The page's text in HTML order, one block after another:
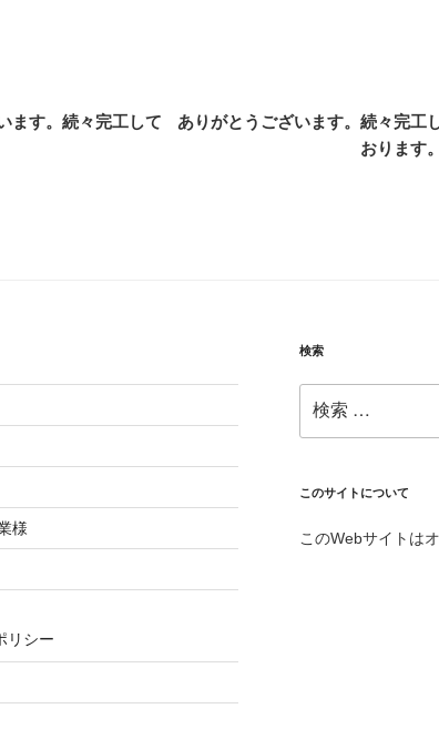
ます。続々完工して
ありがとうございます。続々完工
おります
様
リシー
検索
索:
このサイトについて
このWebサイトは